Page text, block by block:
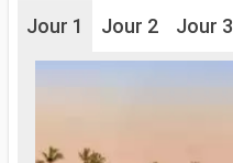
Jour 1 Jour 2 Jour 3